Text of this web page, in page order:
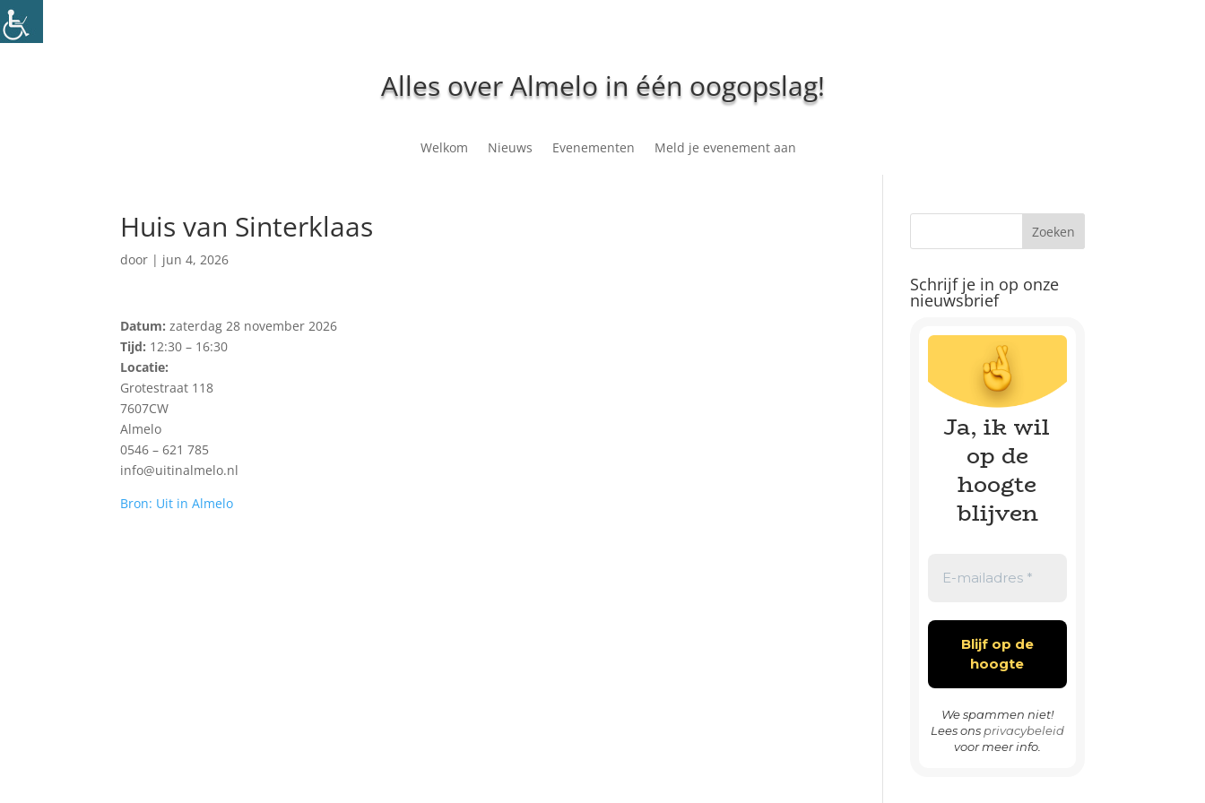
Alles over Almelo in één oogopslag!
Welkom Nieuws Evenementen Meld je evenement aan
Huis van Sinterklaas
door | jun 4, 2026
Datum: zaterdag 28 november 2026
Tijd: 12:30 – 16:30
Locatie:
Grotestraat 118
7607CW
Almelo
0546 – 621 785
info@uitinalmelo.nl
Bron: Uit in Almelo
Schrijf je in op onze
nieuwsbrief
Ja, ik wil
op de
hoogte
blijven
We spammen niet!
Lees ons privacybeleid
voor meer info.